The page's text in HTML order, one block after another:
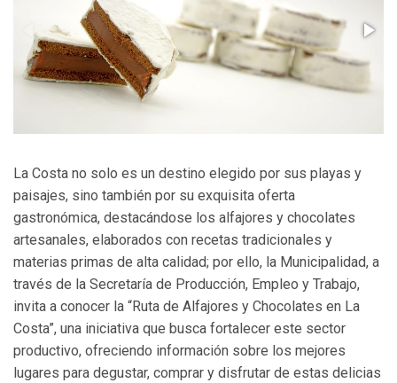
La Costa no solo es un destino elegido por sus playas y
paisajes, sino también por su exquisita oferta
gastronómica, destacándose los alfajores y chocolates
artesanales, elaborados con recetas tradicionales y
materias primas de alta calidad; por ello, la Municipalidad, a
través de la Secretaría de Producción, Empleo y Trabajo,
invita a conocer la “Ruta de Alfajores y Chocolates en La
Costa”, una iniciativa que busca fortalecer este sector
productivo, ofreciendo información sobre los mejores
lugares para degustar, comprar y disfrutar de estas delicias